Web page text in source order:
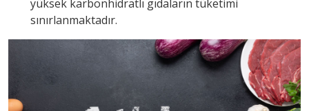
yüksek karbonhidratlı gıdaların tüketimi
sınırlanmaktadır.